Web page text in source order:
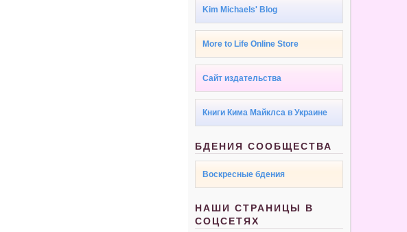
Kim Michaels' Blog
More to Life Online Store
Сайт издательства
Книги Кима Майклса в Украине
БДЕНИЯ СООБЩЕСТВА
Воскресные бдения
НАШИ СТРАНИЦЫ В
СОЦСЕТЯХ